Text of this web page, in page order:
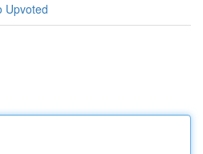
Upvoted